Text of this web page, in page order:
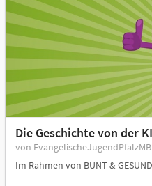
Die Geschichte von der
von
Im Rahmen von BUNT &